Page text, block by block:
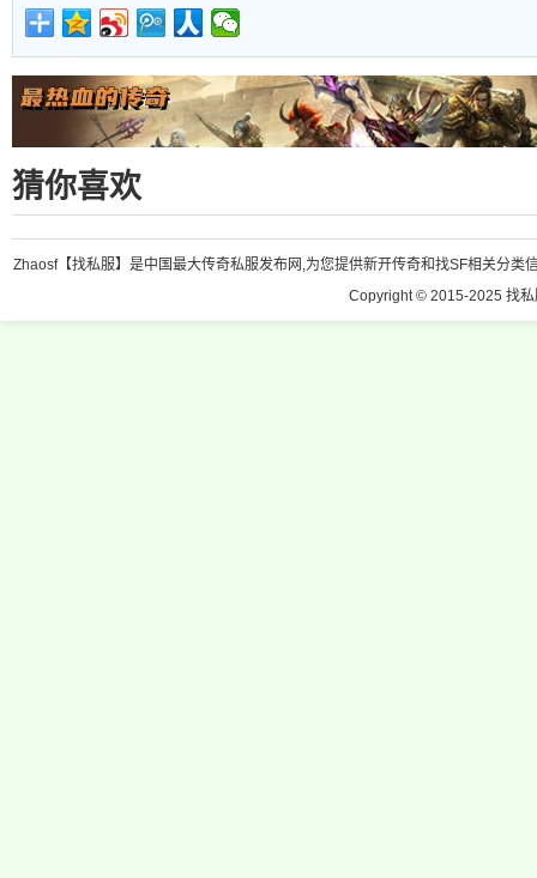
猜你喜欢
Zhaosf【找私服】是中国最大传奇私服发布网,为您提供新开传奇和找SF相关分
Copyright © 2015-2025 找